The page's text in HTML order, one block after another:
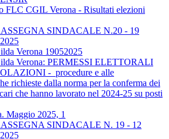
FLC CGIL Verona - Risultati elezioni
SINDACALE N.20 - 19
Verona 19052025
Verona: PERMESSI ELETTORALI
- procedure e alle
richieste dalla norma per la conferma dei
che hanno lavorato nel 2024-25 su posti
Maggio 2025, 1
SINDACALE N. 19 - 12